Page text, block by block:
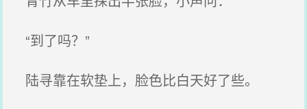
“到了吗？”
陆寻靠在软垫上，脸色比白天好了些。